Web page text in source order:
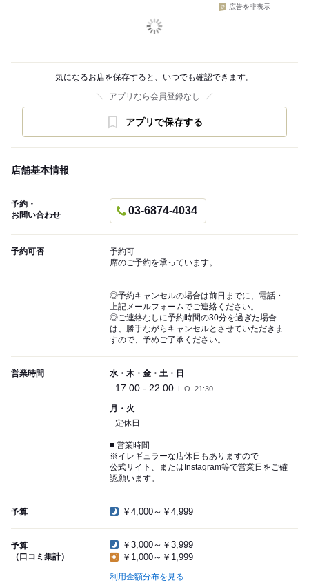
広告を非表示
気になるお店を保存すると、いつでも確認できます。
アプリなら会員登録なし
アプリで保存する
店舗基本情報
予約・
お問い合わせ
03-6874-4034
予約可否
予約可
席のご予約を承っています。
◎予約キャンセルの場合は前日までに、電話・
上記メールフォームでご連絡ください。
◎ご連絡なしに予約時間の30分を過ぎた場合
は、勝手ながらキャンセルとさせていただきま
すので、予めご了承ください。
営業時間 水・木・金・土・日
17:00 - 22:00 L.O. 21:30
月・火
定休日
■ 営業時間
※イレギュラーな店休日もありますので
公式サイト、またはInstagram等で営業日をご確
認願います。
予算 ￥4,000～￥4,999
予算
（口コミ集計）
￥3,000～￥3,999
￥1,000～￥1,999
利用金額分布を見る